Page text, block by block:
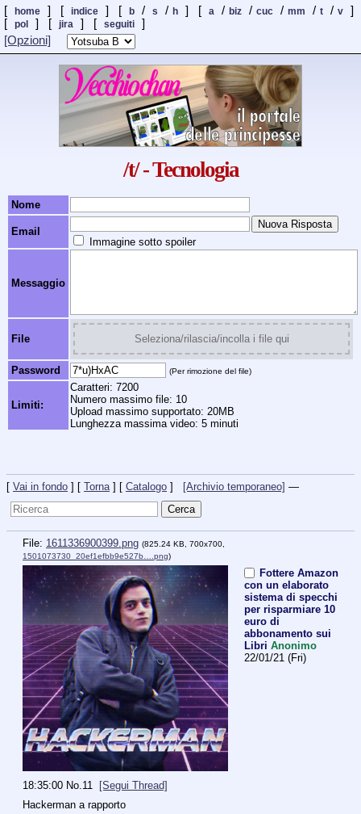
[ home ] [ indice ] [ b / s / h ] [ a / biz / cuc / mm / t / v
]
[
pol ] [ jira ] [ seguiti
]
[Opzioni]
/t/ - Tecnologia
Nome
Email
Immagine sotto spoiler
Messaggio
File Seleziona/rilascia/incolla i file qui
Password (Per rimozione del file)
Limiti:
Caratteri: 7200
Numero massimo file: 10
Upload massimo supportato: 20MB
Lunghezza massima video: 5 minuti
[ Vai in fondo ] [ Torna ] [ Catalogo ] [Archivio temporaneo] —
File: 1611336900399.png (825.24 KB, 700x700,
1501073730_20ef1efbb9e527b….png)
Fottere Amazon
con un elaborato
sistema di specchi
per risparmiare 10
euro di
abbonamento sui
Libri Anonimo
22/01/21 (Fri)
18:35:00 No. 11
[Segui Thread]
Hackerman a rapporto